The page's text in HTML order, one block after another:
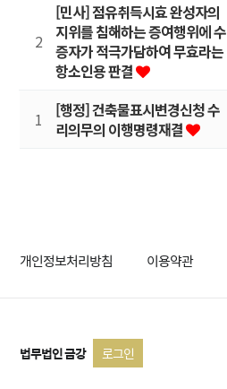
2
[민사] 점유취득시효 완성자의
지위를 침해하는 증여행위에 수
증자가 적극가담하여 무효라는
항소인용 판결
1
[행정] 건축물표시변경신청 수
리의무의 이행명령재결
개인정보처리방침 이용약관
법무법인 금강 로그인